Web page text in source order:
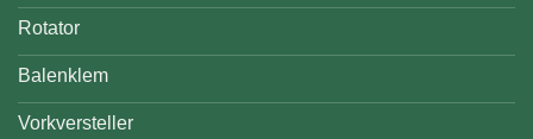
Rotator
Balenklem
Vorkversteller